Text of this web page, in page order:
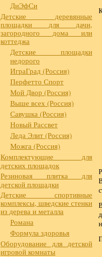
ДиЭфСи
Детские деревянные
площадки для дачи,
загородного дома или
коттеджа
Детские площадки
недорого
ИграГрад (Россия)
Перфетто Спорт
Мой Двор (Россия)
Выше всех (Россия)
Савушка (Россия)
Новый Рассвет
Леда Элит (Россия)
Можга (Россия)
Комплектующие для
детских площадок
Резиновая плитка для
детской площадки
Детские спортивные
комплексы, шведские стенки
из дерева и металла
Романа
Формула здоровья
Оборудование для детской
игровой комнаты